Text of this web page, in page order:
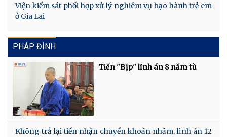
Viện kiểm sát phối hợp xử lý nghiêm vụ bạo hành trẻ em
ở Gia Lai
PHÁP ĐÌNH
Tiến "Bịp" lĩnh án 8 năm tù
Không trả lại tiền nhận chuyển khoản nhầm, lĩnh án 12